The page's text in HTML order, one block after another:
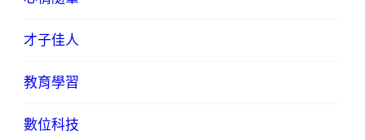
才子佳人
教育學習
數位科技